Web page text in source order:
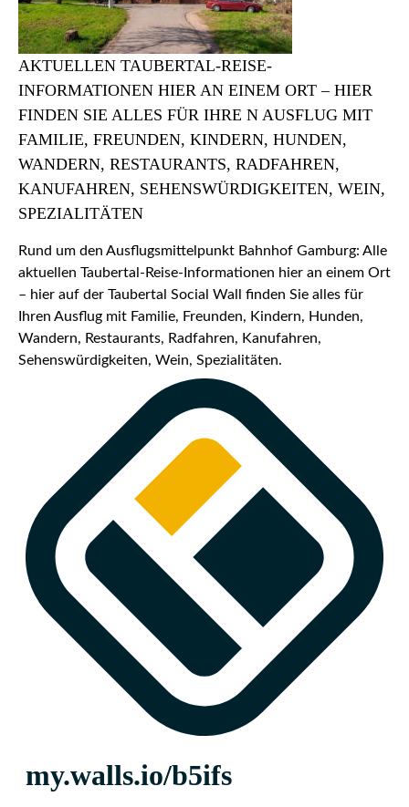
AKTUELLEN TAUBERTAL-REISE-
INFORMATIONEN HIER AN EINEM ORT – HIER
FINDEN SIE ALLES FÜR IHRE N AUSFLUG MIT
FAMILIE, FREUNDEN, KINDERN, HUNDEN,
WANDERN, RESTAURANTS, RADFAHREN,
KANUFAHREN, SEHENSWÜRDIGKEITEN, WEIN,
SPEZIALITÄTEN
Rund um den Ausflugsmittelpunkt Bahnhof Gamburg: Alle
aktuellen Taubertal-Reise-Informationen hier an einem Ort
– hier auf der Taubertal Social Wall finden Sie alles für
Ihren Ausflug mit Familie, Freunden, Kindern, Hunden,
Wandern, Restaurants, Radfahren, Kanufahren,
Sehenswürdigkeiten, Wein, Spezialitäten.